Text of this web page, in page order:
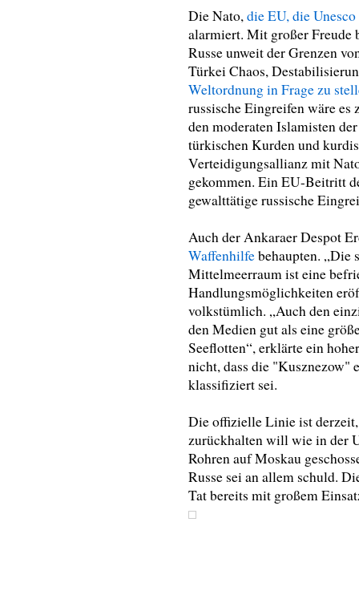
Die Nato,die EU, die
alarmiert. Mit großer
Russe unweit der Grenzen
Türkei Chaos,
Weltordnung in Frage zu
russische Eingreifen wäre
den moderaten Islamisten
türkischen Kurden und
Verteidigungsallianz mit
gekommen. Ein EU-Beitritt
gewalttätige russische
Auch der Ankaraer Despot
Waffenhilfebehaupten. „Die
Mittelmeerraum ist eine
Handlungsmöglichkeiten
volkstümlich. „Auch den
den Medien gut als eine
Seeflotten“, erklärte ein
nicht, dass die "Kusznezow"
klassifiziert sei.
Die offizielle Linie ist
zurückhalten will wie in der
Rohren auf Moskau
Russe sei an allem schuld.
Tat bereits mit großem